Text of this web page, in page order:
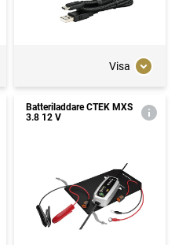
Visa
Batteriladdare CTEK MXS
3.8 12 V